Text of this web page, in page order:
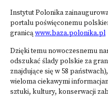
Instytut Polonika
portalu poświęconemu
granicąwww.baza.polonika.pl
Dzięki temu nowoczesnemu
odszukać ślady polskie za
znajdujące się w 58
wieloma ciekawymi
sztuki, kultury, konserwacji